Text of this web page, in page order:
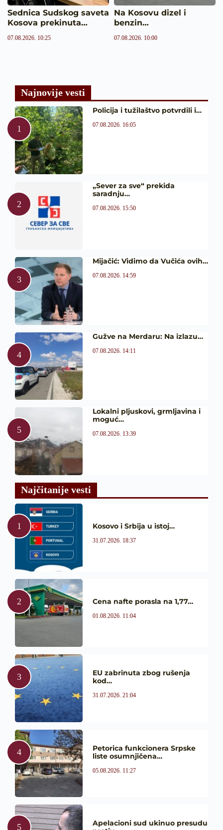
Sednica Sudskog saveta
Kosova prekinuta…
07.08.2026. 10:25
Na Kosovu dizel i
benzin…
07.08.2026. 10:00
Najnovije vesti
Policija i tužilaštvo potvrdili i…
07.08.2026. 16:05
„Sever za sve“ prekida
saradnju…
07.08.2026. 15:50
Mijačić: Vidimo da Vučića ovih…
07.08.2026. 14:59
Gužve na Merdaru: Na izlazu…
07.08.2026. 14:11
Lokalni pljuskovi, grmljavina i
moguć…
07.08.2026. 13:39
Najčitanije vesti
Kosovo i Srbija u istoj…
31.07.2026. 18:37
Cena nafte porasla na 1,77…
01.08.2026. 11:04
EU zabrinuta zbog rušenja
kod…
31.07.2026. 21:04
Petorica funkcionera Srpske
liste osumnjičena…
05.08.2026. 11:27
Apelacioni sud ukinuo presudu